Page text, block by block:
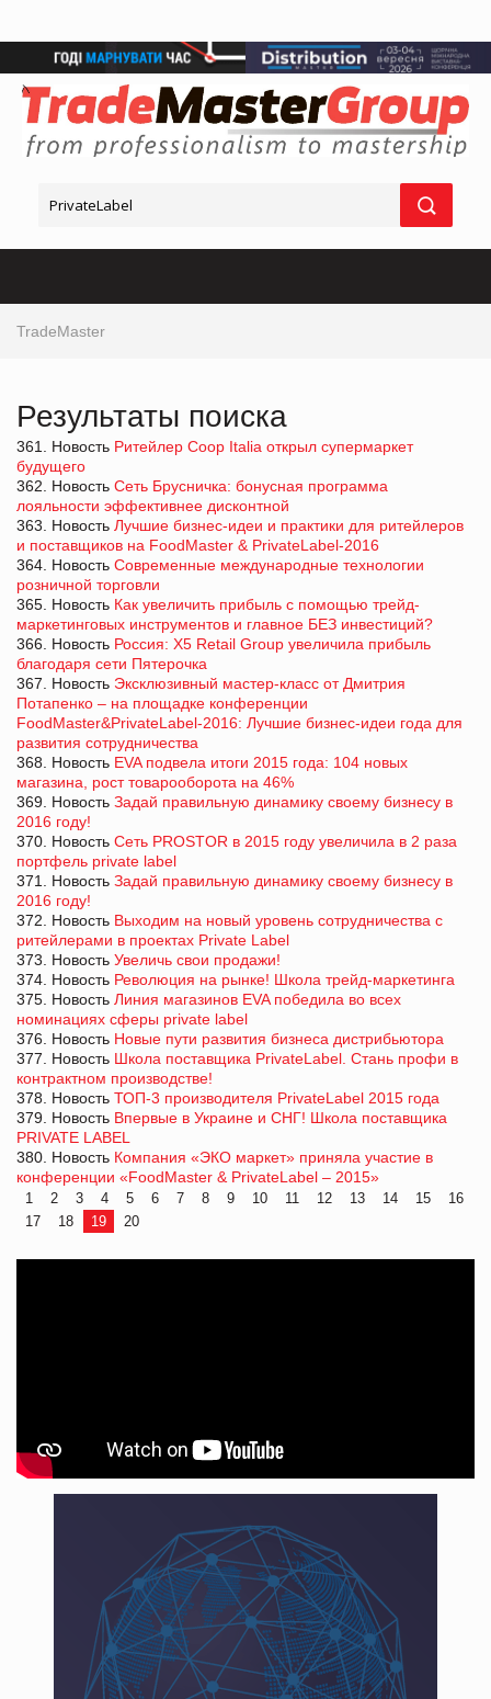
TradeMaster
Результаты поиска
361. Новость Ритейлер Coop Italia открыл супермаркет
будущего
362. Новость Сеть Брусничка: бонусная программа
лояльности эффективнее дисконтной
363. Новость Лучшие бизнес-идеи и практики для ритейлеров
и поставщиков на FoodMaster & PrivateLabel-2016
364. Новость Современные международные технологии
розничной торговли
365. Новость Как увеличить прибыль с помощью трейд-
маркетинговых инструментов и главное БЕЗ инвестиций?
366. Новость Россия: X5 Retail Group увеличила прибыль
благодаря сети Пятерочка
367. Новость Эксклюзивный мастер-класс от Дмитрия
Потапенко – на площадке конференции
FoodMaster&PrivateLabel-2016: Лучшие бизнес-идеи года для
развития сотрудничества
368. Новость EVA подвела итоги 2015 года: 104 новых
магазина, рост товарооборота на 46%
369. Новость Задай правильную динамику своему бизнесу в
2016 году!
370. Новость Сеть PROSTOR в 2015 году увеличила в 2 раза
портфель private label
371. Новость Задай правильную динамику своему бизнесу в
2016 году!
372. Новость Выходим на новый уровень сотрудничества с
ритейлерами в проектах Private Label
373. Новость Увеличь свои продажи!
374. Новость Революция на рынке! Школа трейд-маркетинга
375. Новость Линия магазинов EVA победила во всех
номинациях сферы private label
376. Новость Новые пути развития бизнеса дистрибьютора
377. Новость Школа поставщика PrivateLabel. Стань профи в
контрактном производстве!
378. Новость ТОП-3 производителя PrivateLabel 2015 года
379. Новость Впервые в Украине и СНГ! Школа поставщика
PRIVATE LABEL
380. Новость Компания «ЭКО маркет» приняла участие в
конференции «FoodMaster & PrivateLabel – 2015»
1 2 3 4 5 6 7 8 9 10 11 12 13 14 15
16
17
18 19 20